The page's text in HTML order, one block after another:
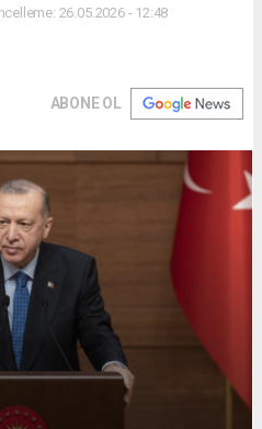
26.05.2026 - 12:48
ABONE OL